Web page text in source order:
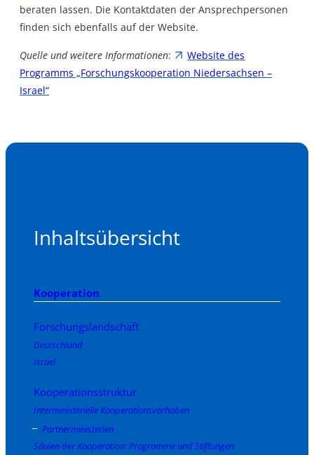
beraten lassen. Die Kontaktdaten der Ansprechpersonen
finden sich ebenfalls auf der Website.
Quelle und weitere Informationen:
Website des
Programms „Forschungskooperation Niedersachsen –
Israel“
Inhaltsübersicht
Kooperation
Forschungslandschaft
Deutschland
Israel
Kooperationsstruktur
Interministerielle Kooperationsvorhaben
Partnerministerien
Säulen der Kooperation: Programme und Stiftungen